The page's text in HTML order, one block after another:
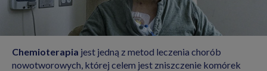
Chemioterapia jest jedną z metod leczenia chorób
nowotworowych, której celem jest zniszczenie komórek